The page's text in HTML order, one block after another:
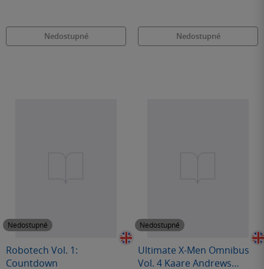
Nedostupné Nedostupné
Nedostupné
Robotech Vol. 1:
Countdown
Nedostupné
Ultimate X-Men Omnibus
Vol. 4 Kaare Andrews